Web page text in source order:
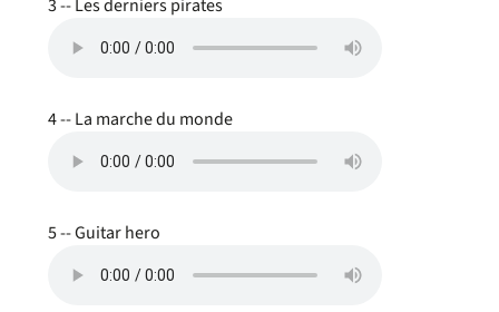
3 -- Les derniers pirates
4 -- La marche du monde
5 -- Guitar hero